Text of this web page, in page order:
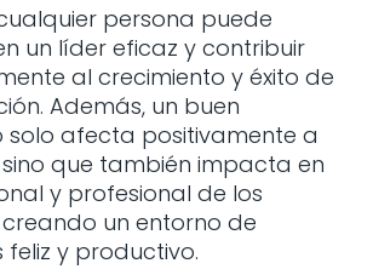
persona puede
un líder eficaz y contribuir
al crecimiento y éxito de
Además, un buen
solo afecta positivamente a
que también impacta en
y profesional de los
un entorno de
y productivo.